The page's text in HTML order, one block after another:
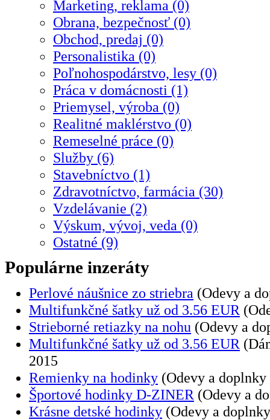
Marketing, reklama (0)
Obrana, bezpečnosť (0)
Obchod, predaj (0)
Personalistika (0)
Poľnohospodárstvo, lesy (0)
Práca v domácnosti (1)
Priemysel, výroba (0)
Realitné maklérstvo (0)
Remeselné práce (0)
Služby (6)
Stavebníctvo (1)
Zdravotníctvo, farmácia (30)
Vzdelávanie (2)
Výskum, vývoj, veda (0)
Ostatné (9)
Populárne inzeráty
Perlové náušnice zo striebra (Odevy a
Multifunkčné šatky už od 3.56 EUR
Strieborné retiazky na nohu (Odevy a
Multifunkčné šatky už od 3.56 EUR
2015
Remienky na hodinky (Odevy a
Športové hodinky D-ZINER (Odevy a
Krásne detské hodinky (Odevy a